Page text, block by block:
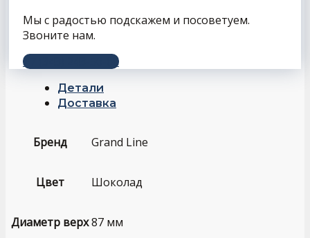
Мы с радостью подскажем и посоветуем.
Звоните нам.
+7 (343) 243-56-66
Детали
Доставка
Бренд Grand Line
Цвет Шоколад
Диаметр верх87 мм